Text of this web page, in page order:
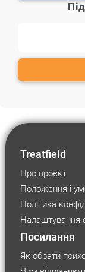
Treatfield
Про проєкт
Положення і
Політика
Налаштування
Посилання
Як обрати